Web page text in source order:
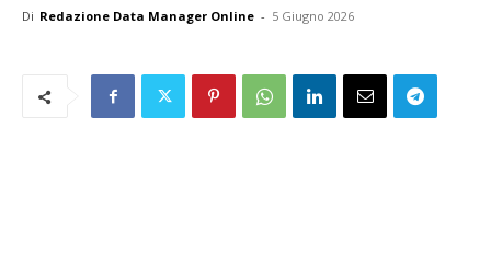
Di Redazione Data Manager Online - 5 Giugno 2026